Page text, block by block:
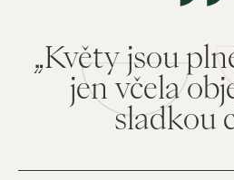
„Květy jsou
jen včela
sladkou